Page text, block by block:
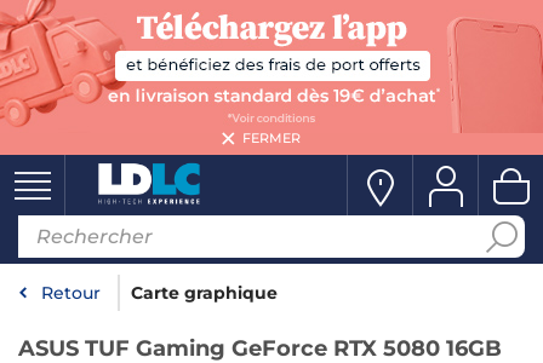
FERMER
Retour Carte graphique
ASUS TUF Gaming GeForce RTX 5080 16GB